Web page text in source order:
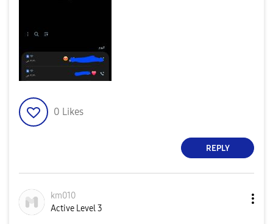
0 Likes
REPLY
km010
Active Level 3